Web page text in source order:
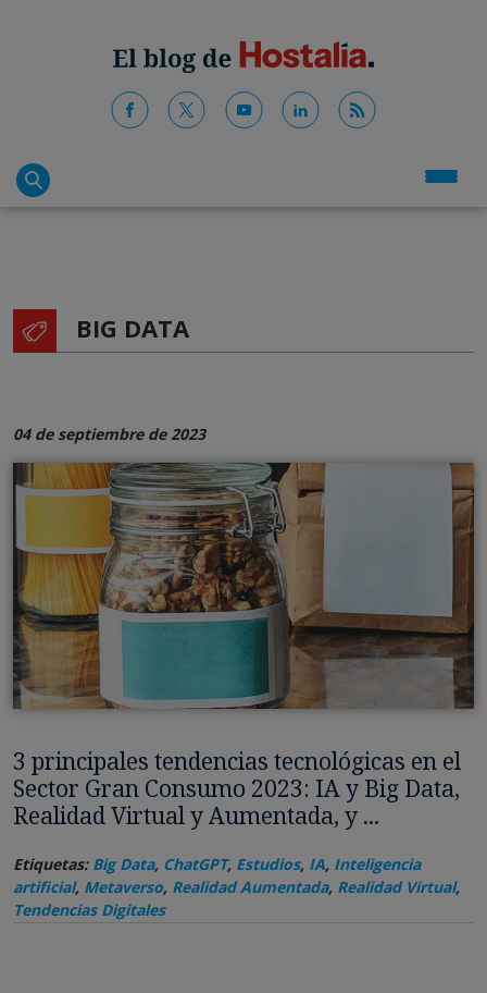
BIG DATA
04 de septiembre de 2023
3 principales tendencias tecnológicas en el
Sector Gran Consumo 2023: IA y Big Data,
Realidad Virtual y Aumentada, y ...
Etiquetas: Big Data, ChatGPT, Estudios, IA, Inteligencia
artificial, Metaverso, Realidad Aumentada, Realidad Virtual,
Tendencias Digitales